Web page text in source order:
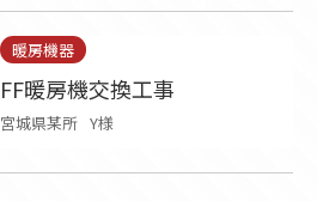
暖房機器
FF暖房機交換工事
宮城県某所 Y様